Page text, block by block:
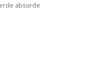
absurde